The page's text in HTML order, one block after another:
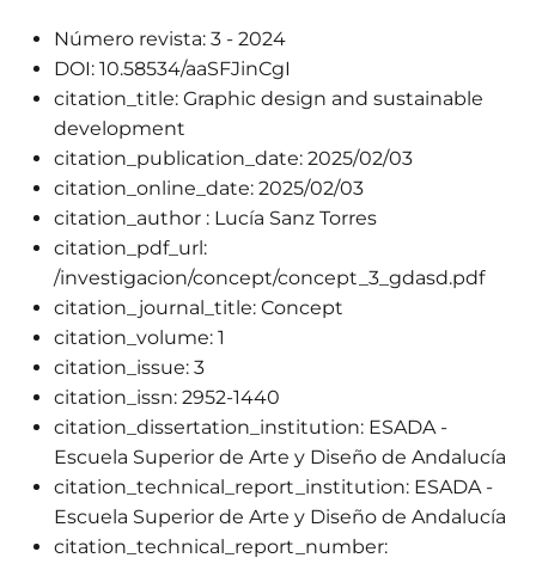
Número revista: 3 - 2024
DOI: 10.58534/aaSFJinCgI
citation_title: Graphic design and sustainable
development
citation_publication_date: 2025/02/03
citation_online_date: 2025/02/03
citation_author : Lucía Sanz Torres
citation_pdf_url:
/investigacion/concept/concept_3_gdasd.pdf
citation_journal_title: Concept
citation_volume: 1
citation_issue: 3
citation_issn: 2952-1440
citation_dissertation_institution: ESADA -
Escuela Superior de Arte y Diseño de Andalucía
citation_technical_report_institution: ESADA -
Escuela Superior de Arte y Diseño de Andalucía
citation_technical_report_number: